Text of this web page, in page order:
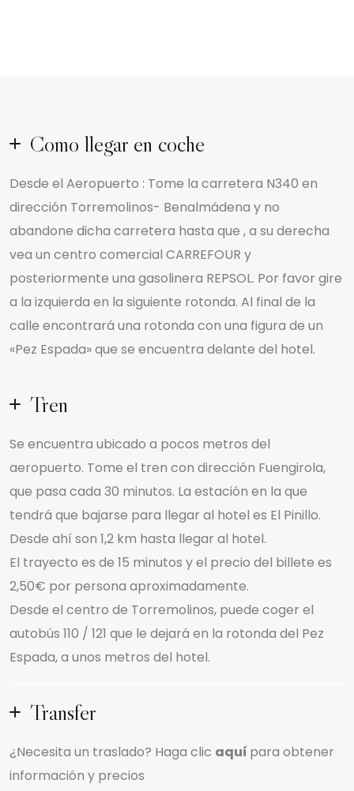
Como llegar en coche
Desde el Aeropuerto : Tome la carretera N340 en
dirección Torremolinos- Benalmádena y no
abandone dicha carretera hasta que , a su derecha
vea un centro comercial CARREFOUR y
posteriormente una gasolinera REPSOL. Por favor gire
a la izquierda en la siguiente rotonda. Al final de la
calle encontrará una rotonda con una figura de un
«Pez Espada» que se encuentra delante del hotel.
Tren
Se encuentra ubicado a pocos metros del
aeropuerto. Tome el tren con dirección Fuengirola,
que pasa cada 30 minutos. La estación en la que
tendrá que bajarse para llegar al hotel es El Pinillo.
Desde ahí son 1,2 km hasta llegar al hotel.
El trayecto es de 15 minutos y el precio del billete es
2,50€ por persona aproximadamente.
Desde el centro de Torremolinos, puede coger el
autobús 110 / 121 que le dejará en la rotonda del Pez
Espada, a unos metros del hotel.
Transfer
¿Necesita un traslado? Haga clic aquí para obtener
información y precios